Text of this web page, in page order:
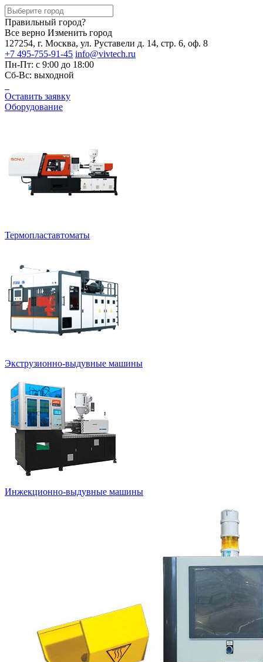
Правильный город?
Все верно Изменить город
127254, г. Москва, ул. Руставели д. 14, стр. 6, оф. 8
+7 495-755-91-45 info@vivtech.ru
Пн-Пт: с 9:00 до 18:00
Сб-Вс: выходной
Оставить заявку
Оборудование
Термопластавтоматы
Экструзионно-выдувные машины
Инжекционно-выдувные машины